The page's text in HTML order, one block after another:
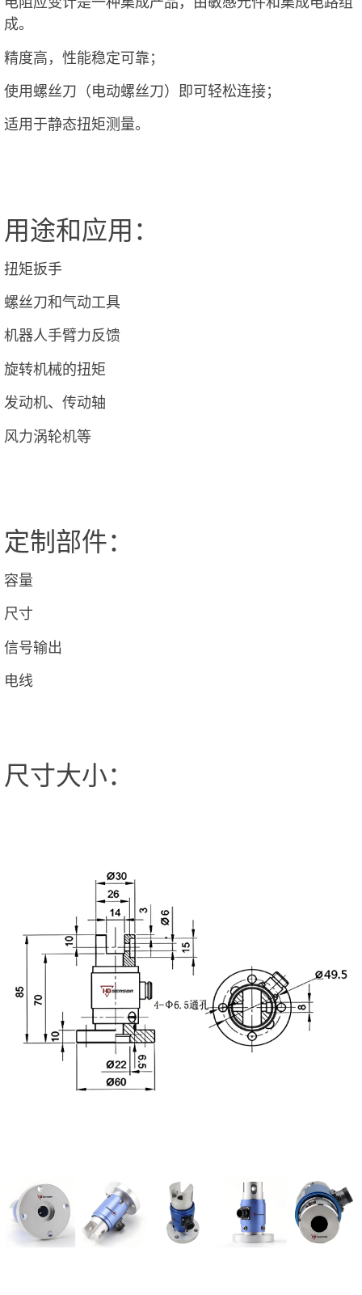
成。
精度高，性能稳定可靠；
使用螺丝刀（电动螺丝刀）即可轻松连接；
适用于静态扭矩测量。
用途和应用：
扭矩扳手
螺丝刀和气动工具
机器人手臂力反馈
旋转机械的扭矩
发动机、传动轴
风力涡轮机等
定制部件：
容量
尺寸
信号输出
电线
尺寸大小：